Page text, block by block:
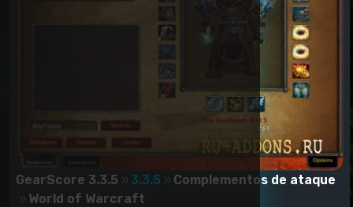
GearScore 3.3.5 3.3.5
Complementos de ataque
World of Warcraft